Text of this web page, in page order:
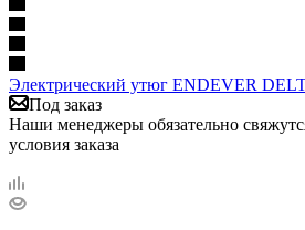
Электрический утюг ENDEVER
Под заказ
Наши менеджеры обязательно
условия заказа